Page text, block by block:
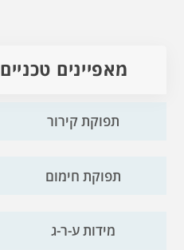
מאפיינים טכניים
תפוקת קירור
תפוקת חימום
מידות ע-ר-ג